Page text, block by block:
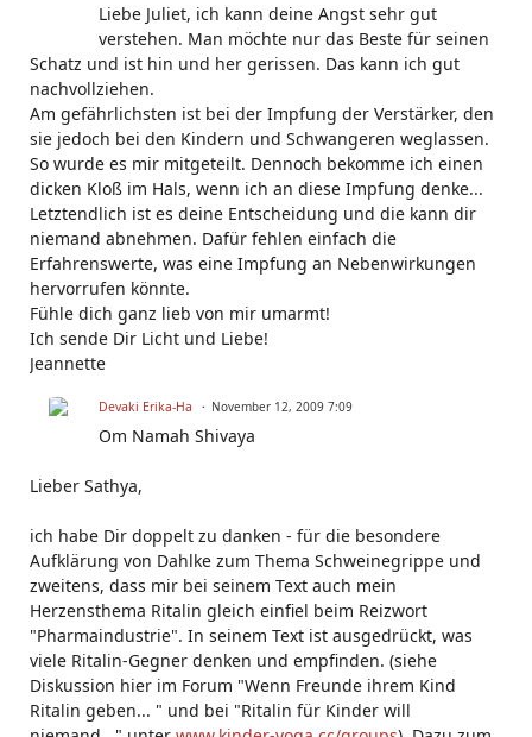
Liebe Juliet, ich kann deine Angst sehr gut
verstehen. Man möchte nur das Beste für seinen
Schatz und ist hin und her gerissen. Das kann ich gut
nachvollziehen.
Am gefährlichsten ist bei der Impfung der Verstärker, den
sie jedoch bei den Kindern und Schwangeren weglassen.
So wurde es mir mitgeteilt. Dennoch bekomme ich einen
dicken Kloß im Hals, wenn ich an diese Impfung denke...
Letztendlich ist es deine Entscheidung und die kann dir
niemand abnehmen. Dafür fehlen einfach die
Erfahrenswerte, was eine Impfung an Nebenwirkungen
hervorrufen könnte.
Fühle dich ganz lieb von mir umarmt!
Ich sende Dir Licht und Liebe!
Jeannette
Devaki Erika-Ha November 12, 2009 7:09
Om Namah Shivaya
Lieber Sathya,
ich habe Dir doppelt zu danken - für die besondere
Aufklärung von Dahlke zum Thema Schweinegrippe und
zweitens, dass mir bei seinem Text auch mein
Herzensthema Ritalin gleich einfiel beim Reizwort
"Pharmaindustrie". In seinem Text ist ausgedrückt, was
viele Ritalin-Gegner denken und empfinden. (siehe
Diskussion hier im Forum "Wenn Freunde ihrem Kind
Ritalin geben... " und bei "Ritalin für Kinder will